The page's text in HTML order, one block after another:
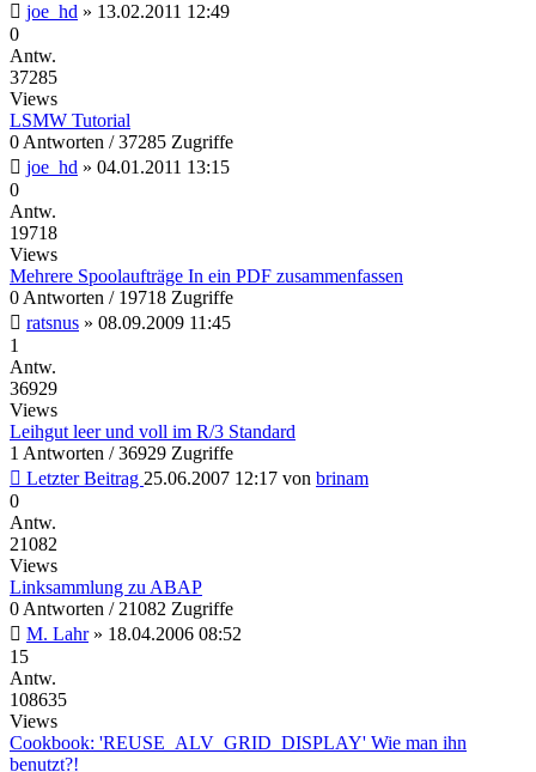
joe_hd » 13.02.2011 12:49
0
Antw.
37285
Views
LSMW Tutorial
0 Antworten / 37285 Zugriffe
joe_hd » 04.01.2011 13:15
0
Antw.
19718
Views
Mehrere Spoolaufträge In ein PDF zusammenfassen
0 Antworten / 19718 Zugriffe
ratsnus » 08.09.2009 11:45
1
Antw.
36929
Views
Leihgut leer und voll im R/3 Standard
1 Antworten / 36929 Zugriffe
Letzter Beitrag 25.06.2007 12:17 von brinam
0
Antw.
21082
Views
Linksammlung zu ABAP
0 Antworten / 21082 Zugriffe
M. Lahr» 18.04.2006 08:52
15
Antw.
108635
Views
Cookbook: 'REUSE_ALV_GRID_DISPLAY' Wie man ihn
benutzt?!